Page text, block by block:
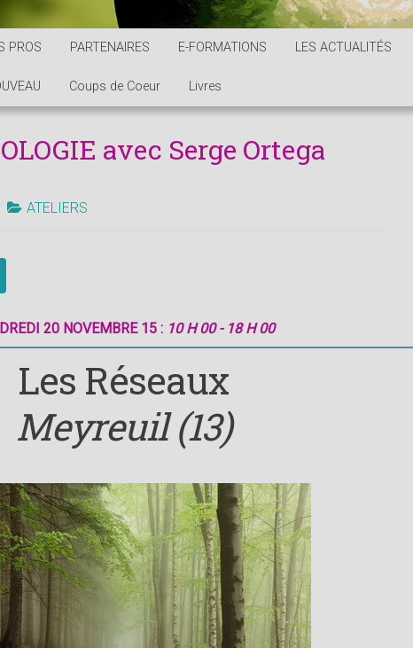
PROS PARTENAIRES E-FORMATIONS LES ACTUALITÉS
Coups de Coeur Livres
avec Serge Ortega
ATELIERS
20 NOVEMBRE 15 : 10 H 00 - 18 H 00
Les Réseaux
Meyreuil (13)